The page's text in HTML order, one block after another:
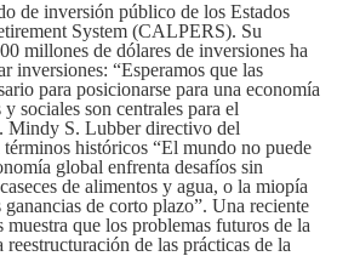
de inversión público de los Estados
System (CALPERS). Su
millones de dólares de inversiones ha
inversiones: “Esperamos que las
para posicionarse para una economía
sociales son centrales para el
Mindy S. Lubber directivo del
históricos “El mundo no puede
global enfrenta desafíos sin
de alimentos y agua, o la miopía
de corto plazo”. Una reciente
que los problemas futuros de la
de las prácticas de la